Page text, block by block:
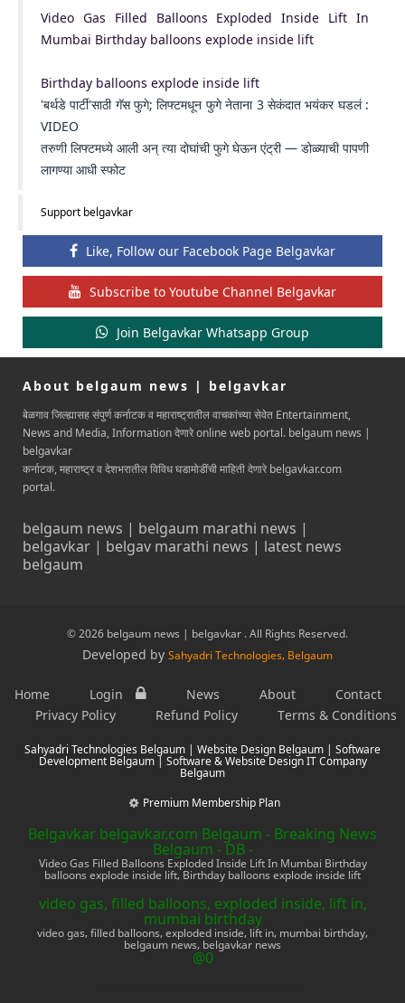
Video Gas Filled Balloons Exploded Inside Lift In
Mumbai Birthday balloons explode inside lift
Birthday balloons explode inside lift
'बर्थडे पार्टी'साठी गॅस फुगे; लिफ्टमधून फुगे नेताना 3 सेकंदात भयंकर घडलं :
VIDEO
तरुणी लिफ्टमध्ये आली अन् त्या दोघांची फुगे घेऊन एंट्री — डोळ्याची पापणी
लागण्या आधी स्फोट
Support belgavkar
Like, Follow our Facebook Page Belgavkar
Subscribe to Youtube Channel Belgavkar
Join Belgavkar Whatsapp Group
About belgaum news | belgavkar
बेळगाव जिल्ह्यासह संपुर्ण कर्नाटक व महाराष्ट्रातील वाचकांच्या सेवेत Entertainment,
News and Media, Information देणारे online web portal. belgaum news |
belgavkar
कर्नाटक, महाराष्ट्र व देशभरातील विविध घडामोडींची माहिती देणारे belgavkar.com
portal.
belgaum news | belgaum marathi news |
belgavkar | belgav marathi news | latest news
belgaum
© 2026 belgaum news | belgavkar . All Rights Reserved.
Developed by Sahyadri Technologies, Belgaum
Home Login News About
Contact
Privacy Policy
Refund Policy Terms & Conditions
Sahyadri Technologies Belgaum | Website Design Belgaum | Software
Development Belgaum | Software & Website Design IT Company
Belgaum
Premium Membership Plan
Belgavkar belgavkar.com Belgaum - Breaking News
Belgaum - DB -
Video Gas Filled Balloons Exploded Inside Lift In Mumbai Birthday
balloons explode inside lift, Birthday balloons explode inside lift
video gas, filled balloons, exploded inside, lift in,
mumbai birthday
video gas, filled balloons, exploded inside, lift in, mumbai birthday,
belgaum news, belgavkar news
@0